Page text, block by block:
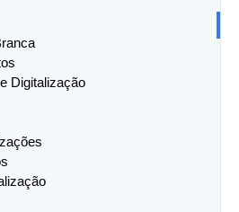
Digitalização